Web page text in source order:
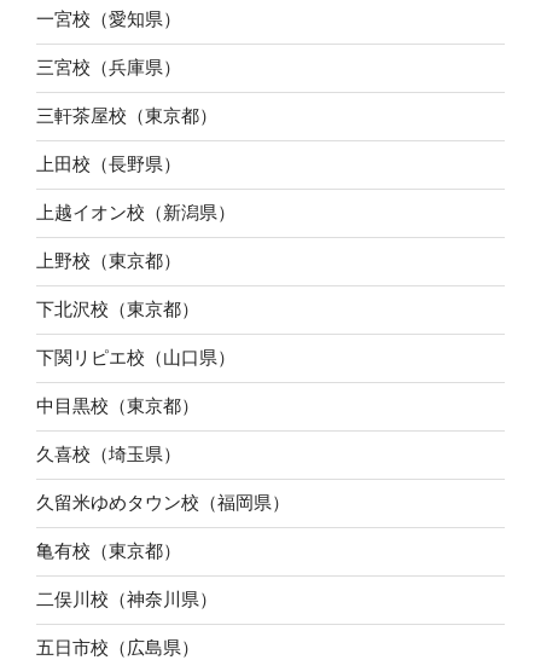
一宮校（愛知県）
三宮校（兵庫県）
三軒茶屋校（東京都）
上田校（長野県）
上越イオン校（新潟県）
上野校（東京都）
下北沢校（東京都）
下関リピエ校（山口県）
中目黒校（東京都）
久喜校（埼玉県）
久留米ゆめタウン校（福岡県）
亀有校（東京都）
二俣川校（神奈川県）
五日市校（広島県）